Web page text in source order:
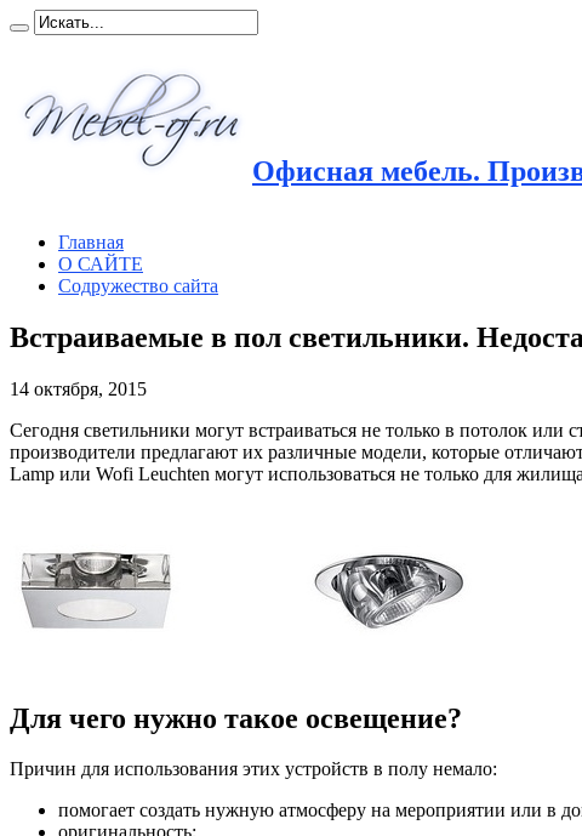
Офисная мебель.
Главная
О САЙТЕ
Содружество сайта
Встраиваемые в пол светильники.
14 октября, 2015
Сегодня светильники могут встраиваться не только в потолок или
производители предлагают их различные модели, которые
Lamp или Wofi Leuchten могут использоваться не только для
Для чего нужно такое освещение?
Причин для использования этих устройств в полу немало:
помогает создать нужную атмосферу на мероприятии или в